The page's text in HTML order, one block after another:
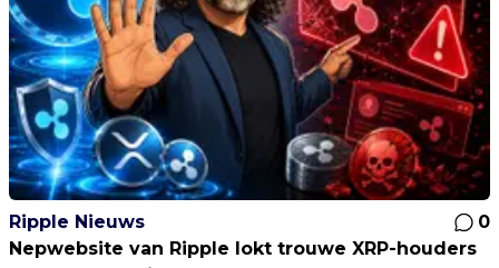
Ripple Nieuws
0
Nepwebsite van Ripple lokt trouwe XRP-houders